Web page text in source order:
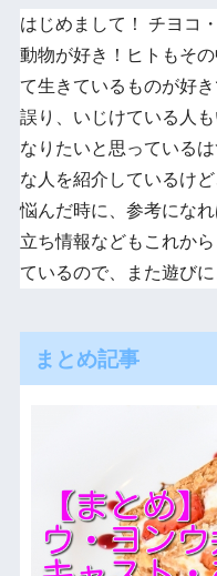
はじめまして！ チヨコ
動物が好き！ヒトもそ
て生きているものが好
誤り、いじけている人
なりたいと思っている
な人を紹介しているけ
悩んだ時に、参考にな
立ち情報などもこれか
ているので、また遊び
まとめ記事